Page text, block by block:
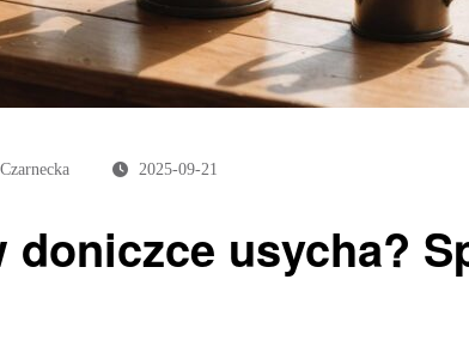
2025-09-21
doniczce usycha?